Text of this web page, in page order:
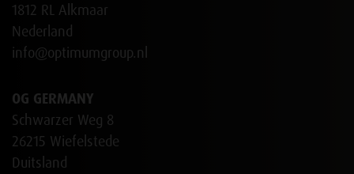
1812 RL Alkmaar
Nederland
info@optimumgroup.nl
OG GERMANY
Schwarzer Weg 8
26215 Wiefelstede
Duitsland